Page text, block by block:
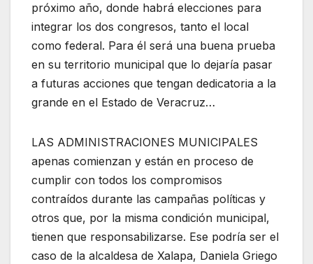
próximo año, donde habrá elecciones para
integrar los dos congresos, tanto el local
como federal. Para él será una buena prueba
en su territorio municipal que lo dejaría pasar
a futuras acciones que tengan dedicatoria a la
grande en el Estado de Veracruz…
LAS ADMINISTRACIONES MUNICIPALES
apenas comienzan y están en proceso de
cumplir con todos los compromisos
contraídos durante las campañas políticas y
otros que, por la misma condición municipal,
tienen que responsabilizarse. Ese podría ser el
caso de la alcaldesa de Xalapa, Daniela Griego